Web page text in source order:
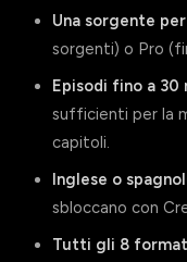
Una sorgente
sorgenti) o Pro
Episodi fino a 30
sufficienti per la
capitoli.
Inglese o
sbloccano con
Tutti gli 8